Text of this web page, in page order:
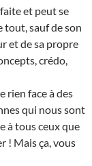
et peut se
tout, sauf de son
et de sa propre
crédo,
rien face à des
qui nous sont
à tous ceux que
! Mais ça, vous